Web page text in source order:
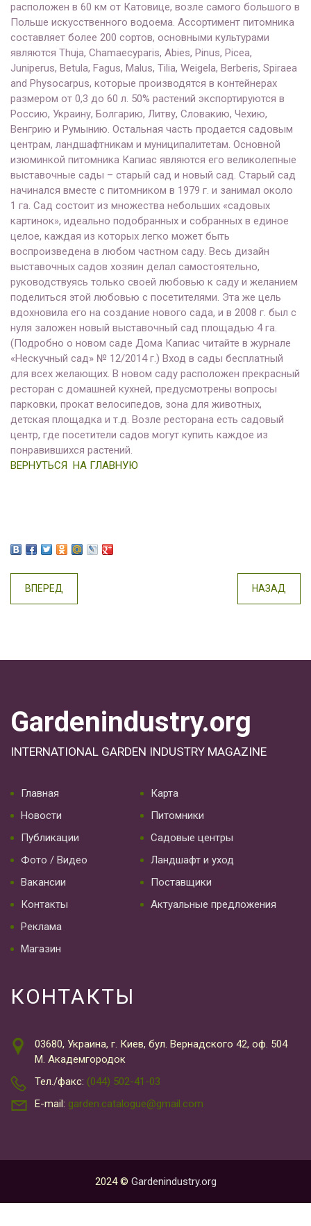
расположен в 60 км от Катовице, возле самого большого в
Польше искусственного водоема. Ассортимент питомника
составляет более 200 сортов, основными культурами
являются Thuja, Chamaecyparis, Abies, Pinus, Picea,
Juniperus, Betula, Fagus, Malus, Tilia, Weigela, Berberis, Spiraea
and Physocarpus, которые производятся в контейнерах
размером от 0,3 до 60 л. 50% растений экспортируются в
Россию, Украину, Болгарию, Литву, Словакию, Чехию,
Венгрию и Румынию. Остальная часть продается садовым
центрам, ландшафтникам и муниципалитетам. Основной
изюминкой питомника Капиас являются его великолепные
выставочные сады – старый сад и новый сад. Старый сад
начинался вместе с питомником в 1979 г. и занимал около
1 га. Сад состоит из множества небольших «садовых
картинок», идеально подобранных и собранных в единое
целое, каждая из которых легко может быть
воспроизведена в любом частном саду. Весь дизайн
выставочных садов хозяин делал самостоятельно,
руководствуясь только своей любовью к саду и желанием
поделиться этой любовью с посетителями. Эта же цель
вдохновила его на создание нового сада, и в 2008 г. был с
нуля заложен новый выставочный сад площадью 4 га.
(Подробно о новом саде Дома Капиас читайте в журнале
«Нескучный сад» № 12/2014 г.) Вход в сады бесплатный
для всех желающих. В новом саду расположен прекрасный
ресторан с домашней кухней, предусмотрены вопросы
парковки, прокат велосипедов, зона для животных,
детская площадка и т.д. Возле ресторана есть садовый
центр, где посетители садов могут купить каждое из
понравившихся растений.
ВЕРНУТЬСЯ НА ГЛАВНУЮ
ВПЕРЕД НАЗАД
Gardenindustry.org
INTERNATIONAL GARDEN INDUSTRY MAGAZINE
Главная
Новости
Публикации
Фото / Видео
Вакансии
Контакты
Реклама
Магазин
Карта
Питомники
Садовые центры
Ландшафт и уход
Поставщики
Актуальные предложения
КОНТАКТЫ
03680, Украина, г. Киев, бул. Вернадского 42, оф. 504
М. Академгородок
Тел./факс: (044) 502-41-03
E-mail: garden.catalogue@gmail.com
2024 © Gardenindustry.org